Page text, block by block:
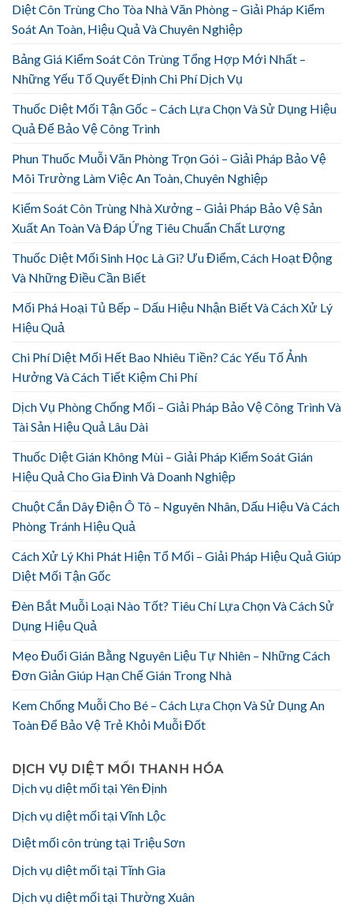
Diệt Côn Trùng Cho Tòa Nhà Văn Phòng – Giải Pháp Kiểm
Soát An Toàn, Hiệu Quả Và Chuyên Nghiệp
Bảng Giá Kiểm Soát Côn Trùng Tổng Hợp Mới Nhất –
Những Yếu Tố Quyết Định Chi Phí Dịch Vụ
Thuốc Diệt Mối Tận Gốc – Cách Lựa Chọn Và Sử Dụng Hiệu
Quả Để Bảo Vệ Công Trình
Phun Thuốc Muỗi Văn Phòng Trọn Gói – Giải Pháp Bảo Vệ
Môi Trường Làm Việc An Toàn, Chuyên Nghiệp
Kiểm Soát Côn Trùng Nhà Xưởng – Giải Pháp Bảo Vệ Sản
Xuất An Toàn Và Đáp Ứng Tiêu Chuẩn Chất Lượng
Thuốc Diệt Mối Sinh Học Là Gì? Ưu Điểm, Cách Hoạt Động
Và Những Điều Cần Biết
Mối Phá Hoại Tủ Bếp – Dấu Hiệu Nhận Biết Và Cách Xử Lý
Hiệu Quả
Chi Phí Diệt Mối Hết Bao Nhiêu Tiền? Các Yếu Tố Ảnh
Hưởng Và Cách Tiết Kiệm Chi Phí
Dịch Vụ Phòng Chống Mối – Giải Pháp Bảo Vệ Công Trình Và
Tài Sản Hiệu Quả Lâu Dài
Thuốc Diệt Gián Không Mùi – Giải Pháp Kiểm Soát Gián
Hiệu Quả Cho Gia Đình Và Doanh Nghiệp
Chuột Cắn Dây Điện Ô Tô – Nguyên Nhân, Dấu Hiệu Và Cách
Phòng Tránh Hiệu Quả
Cách Xử Lý Khi Phát Hiện Tổ Mối – Giải Pháp Hiệu Quả Giúp
Diệt Mối Tận Gốc
Đèn Bắt Muỗi Loại Nào Tốt? Tiêu Chí Lựa Chọn Và Cách Sử
Dụng Hiệu Quả
Mẹo Đuổi Gián Bằng Nguyên Liệu Tự Nhiên – Những Cách
Đơn Giản Giúp Hạn Chế Gián Trong Nhà
Kem Chống Muỗi Cho Bé – Cách Lựa Chọn Và Sử Dụng An
Toàn Để Bảo Vệ Trẻ Khỏi Muỗi Đốt
DỊCH VỤ DIỆT MỐI THANH HÓA
Dịch vụ diệt mối tại Yên Định
Dịch vụ diệt mối tại Vĩnh Lộc
Diệt mối côn trùng tại Triệu Sơn
Dịch vụ diệt mối tại Tĩnh Gia
Dịch vụ diệt mối tại Thường Xuân